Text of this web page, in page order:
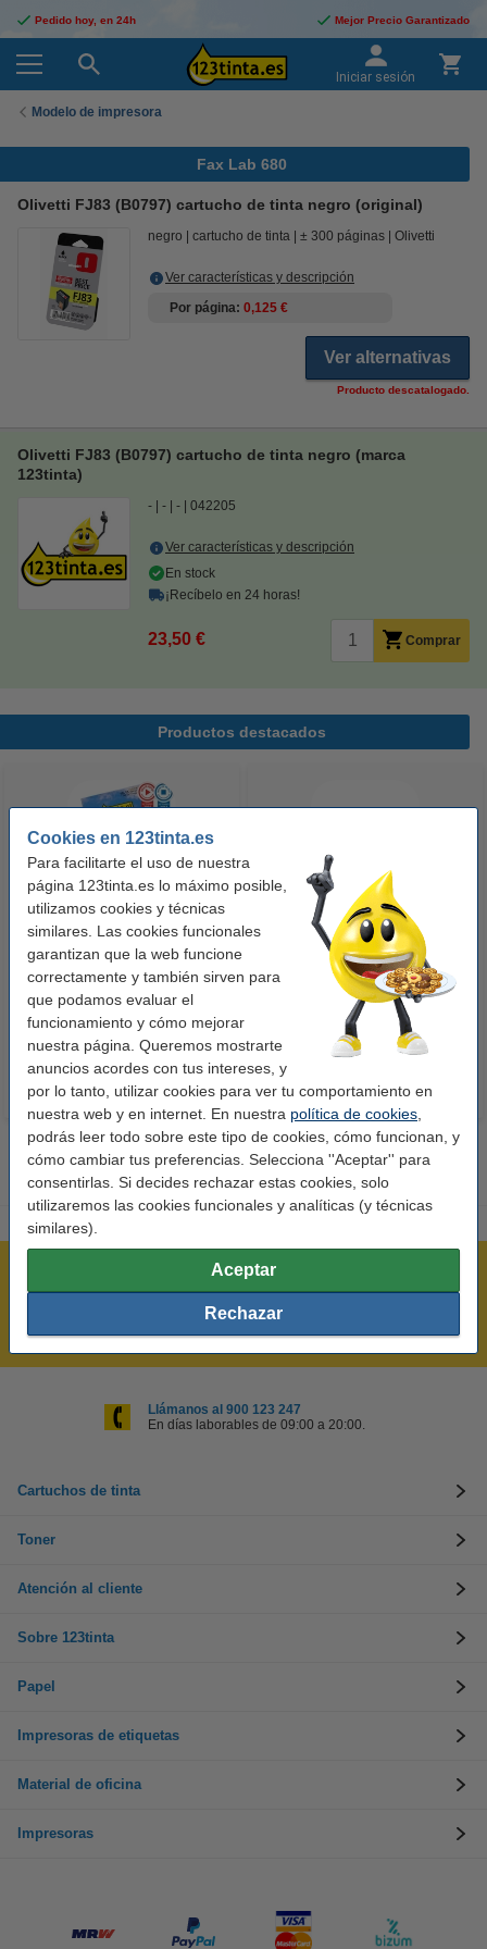
Cookies en 123tinta.es
Para facilitarte el uso de nuestra
página 123tinta.es lo máximo posible,
utilizamos cookies y técnicas
similares. Las cookies funcionales
garantizan que la web funcione
correctamente y también sirven para
que podamos evaluar el
funcionamiento y cómo mejorar
nuestra página. Queremos mostrarte
anuncios acordes con tus intereses, y
por lo tanto, utilizar cookies para ver tu comportamiento en
nuestra web y en internet. En nuestra política de cookies
podrás leer todo sobre este tipo de cookies, cómo funcionan, y
cómo cambiar tus preferencias. Selecciona ''Aceptar'' para
consentirlas. Si decides rechazar estas cookies, solo
utilizaremos las cookies funcionales y analíticas (y técnicas
similares).
Aceptar
Rechazar
Pedido hoy, en 24h Mejor Precio Garantizado
Iniciar sesión
Modelo de impresora
Fax Lab 680
Olivetti FJ83 (B0797) cartucho de tinta negro (original)
negro cartucho de tinta ± 300 páginas Olivetti
Ver características y descripción
Por página 0,125 €
Ver alternativas
Producto descatalogado.
Olivetti FJ83 (B0797) cartucho de tinta negro (marca
123tinta)
- - - 042205
Ver características y descripción
En stock
¡Recíbelo en 24 horas!
23,50 € Comprar
Productos destacados
123tinta Papel fotográfico
Premium Glossy brillo alto | 10 x
15 cm | 260g | 100 hojas
10,50 € Incl. 21% IVA
123tinta Pilas Alcalinas Xtreme
Power AA - LR06 - MN1500 - 24
unidades
14,50 € Incl. 21% IVA
Mejor Precio Garantizado
Llámanos al 900 123 247
En días laborables de 09:00 a 20:00.
Cartuchos de tinta
Toner
Atención al cliente
Sobre 123tinta
Papel
Impresoras de etiquetas
Material de oficina
Impresoras